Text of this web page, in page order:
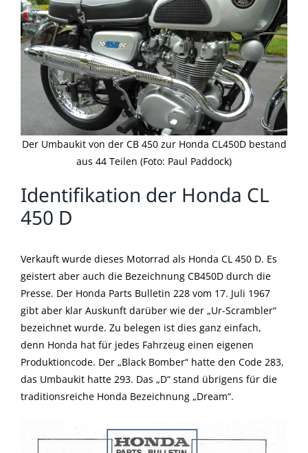
Der Umbaukit von der CB 450 zur Honda CL450D bestand
aus 44 Teilen (Foto: Paul Paddock)
Identifikation der Honda CL
450 D
Verkauft wurde dieses Motorrad als Honda CL 450 D. Es
geistert aber auch die Bezeichnung CB450D durch die
Presse. Der Honda Parts Bulletin 228 vom 17. Juli 1967
gibt aber klar Auskunft darüber wie der „Ur-Scrambler“
bezeichnet wurde. Zu belegen ist dies ganz einfach,
denn Honda hat für jedes Fahrzeug einen eigenen
Produktioncode. Der „Black Bomber“ hatte den Code 283,
das Umbaukit hatte 293. Das „D“ stand übrigens für die
traditionsreiche Honda Bezeichnung „Dream“.